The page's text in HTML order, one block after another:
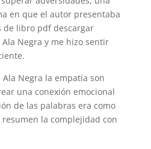
en que el autor presentaba
de libro pdf descargar
Negra y me hizo sentir
Negra la empatía son
una conexión emocional
de las palabras era como
la complejidad con